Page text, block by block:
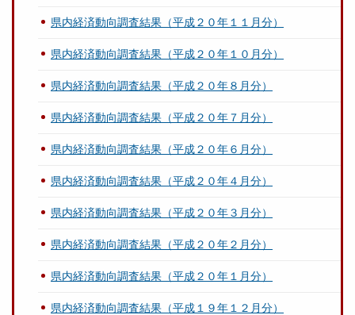
県内経済動向調査結果（平成２０年１１月分）
県内経済動向調査結果（平成２０年１０月分）
県内経済動向調査結果（平成２０年８月分）
県内経済動向調査結果（平成２０年７月分）
県内経済動向調査結果（平成２０年６月分）
県内経済動向調査結果（平成２０年４月分）
県内経済動向調査結果（平成２０年３月分）
県内経済動向調査結果（平成２０年２月分）
県内経済動向調査結果（平成２０年１月分）
県内経済動向調査結果（平成１９年１２月分）